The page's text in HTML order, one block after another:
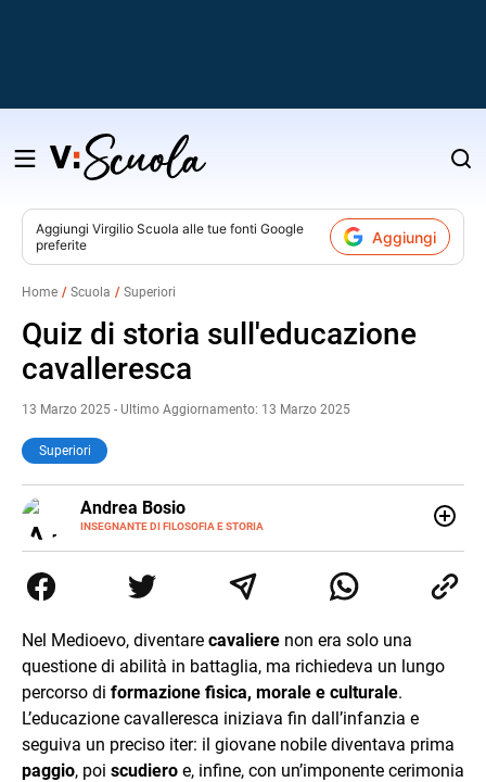
Salta
contenuto
Aggiungi Virgilio Scuola alle tue fonti Google
preferite
Aggiungi
Home Scuola Superiori
Quiz di storia sull'educazione
cavalleresca
13 Marzo 2025 - Ultimo Aggiornamento: 13 Marzo 2025
Superiori
Andrea Bosio
INSEGNANTE DI FILOSOFIA E STORIA
E-
MAIL
occupandosi di storia della comunicazione scientifica e di
storia della Chiesa. È dottorando presso la Facoltà
volume Giovani Minzoni terra incognita.
Nel Medioevo, diventare cavaliere non era solo una
questione di abilità in battaglia, ma richiedeva un lungo
percorso di formazione fisica, morale e culturale.
L’educazione cavalleresca iniziava fin dall’infanzia e
seguiva un preciso iter: il giovane nobile diventava prima
paggio, poi scudiero e, infine, con un’imponente cerimonia